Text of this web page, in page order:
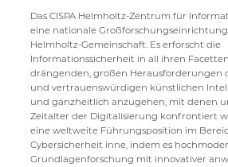
Das CISPA Helmholtz-Zentrum für
eine nationale
Helmholtz-Gemeinschaft. Es erforscht die
Informationssicherheit in all ihren
drängenden, großen Herausforderungen
und vertrauenswürdigen künstlichen
und ganzheitlich anzugehen, mit denen
Zeitalter der Digitalisierung konfrontiert
eine weltweite Führungsposition im
Cybersicherheit inne, indem es
Grundlagenforschung mit innovativer